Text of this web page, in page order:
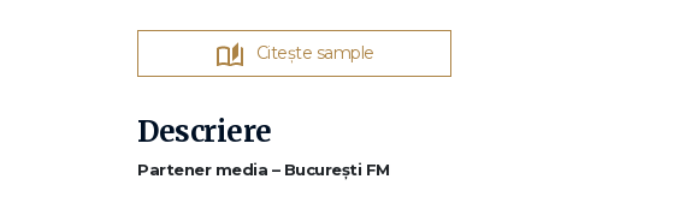
Citește sample
Descriere
Partener media – București FM